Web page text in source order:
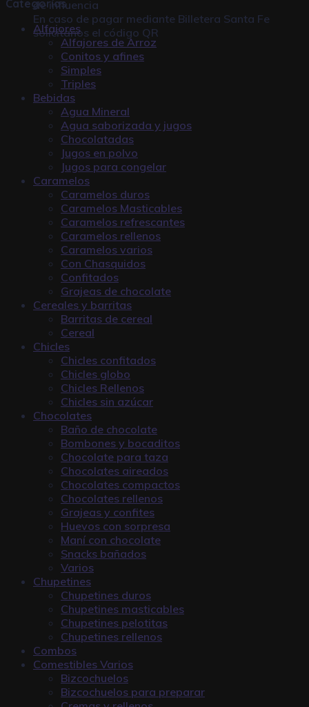
de influencia
En caso de pagar mediante Billetera Santa Fe
solicitanos el código QR
Categorías
Alfajores
Alfajores de Arroz
Conitos y afines
Simples
Triples
Bebidas
Agua Mineral
Agua saborizada y jugos
Chocolatadas
Jugos en polvo
Jugos para congelar
Caramelos
Caramelos duros
Caramelos Masticables
Caramelos refrescantes
Caramelos rellenos
Caramelos varios
Con Chasquidos
Confitados
Grajeas de chocolate
Cereales y barritas
Barritas de cereal
Cereal
Chicles
Chicles confitados
Chicles globo
Chicles Rellenos
Chicles sin azúcar
Chocolates
Baño de chocolate
Bombones y bocaditos
Chocolate para taza
Chocolates aireados
Chocolates compactos
Chocolates rellenos
Grajeas y confites
Huevos con sorpresa
Maní con chocolate
Snacks bañados
Varios
Chupetines
Chupetines duros
Chupetines masticables
Chupetines pelotitas
Chupetines rellenos
Combos
Comestibles Varios
Bizcochuelos
Bizcochuelos para preparar